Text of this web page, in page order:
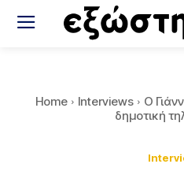
Home Interviews
Ο
δημοτική